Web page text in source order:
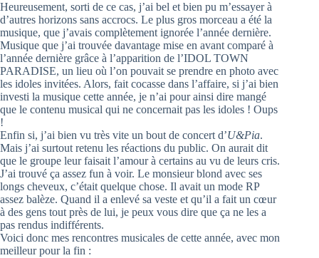
Heureusement, sorti de ce cas, j’ai bel et bien pu m’essayer à
d’autres horizons sans accrocs. Le plus gros morceau a été la
musique, que j’avais complètement ignorée l’année dernière.
Musique que j’ai trouvée davantage mise en avant comparé à
l’année dernière grâce à l’apparition de l’IDOL TOWN
PARADISE, un lieu où l’on pouvait se prendre en photo avec
les idoles invitées. Alors, fait cocasse dans l’affaire, si j’ai bien
investi la musique cette année, je n’ai pour ainsi dire mangé
que le contenu musical qui ne concernait pas les idoles ! Oups
!
Enfin si, j’ai bien vu très vite un bout de concert d’U&Pia.
Mais j’ai surtout retenu les réactions du public. On aurait dit
que le groupe leur faisait l’amour à certains au vu de leurs cris.
J’ai trouvé ça assez fun à voir. Le monsieur blond avec ses
longs cheveux, c’était quelque chose. Il avait un mode RP
assez balèze. Quand il a enlevé sa veste et qu’il a fait un cœur
à des gens tout près de lui, je peux vous dire que ça ne les a
pas rendus indifférents.
Voici donc mes rencontres musicales de cette année, avec mon
meilleur pour la fin :